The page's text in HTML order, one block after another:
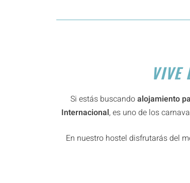
VIVE
Si estás buscandoalojamiento
Internacional, es uno de los
En nuestro hostel disfrutarás del